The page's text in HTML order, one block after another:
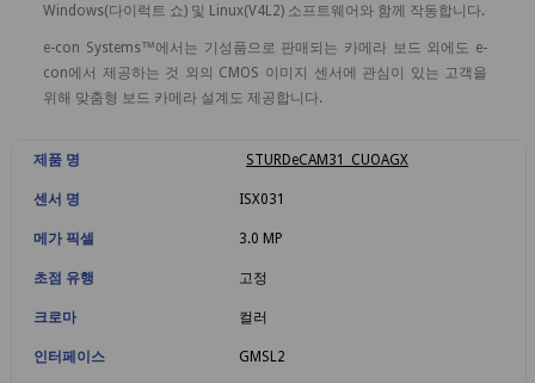
Windows(다이럭트 쇼) 및 Linux(V4L2) 소프트웨어와 함께 작동합니다.
e-con Systems™에서는 기성품으로 판매되는 카메라 보드 외에도 e-
con에서 제공하는 것 외의 CMOS 이미지 센서에 관심이 있는 고객을
위해 맞춤형 보드 카메라 설계도 제공합니다.
제품 명 STURDeCAM31_CUOAGX
센서 명 ISX031
메가 픽셀 3.0 MP
초점 유행 고정
크로마 컬러
인터페이스 GMSL2